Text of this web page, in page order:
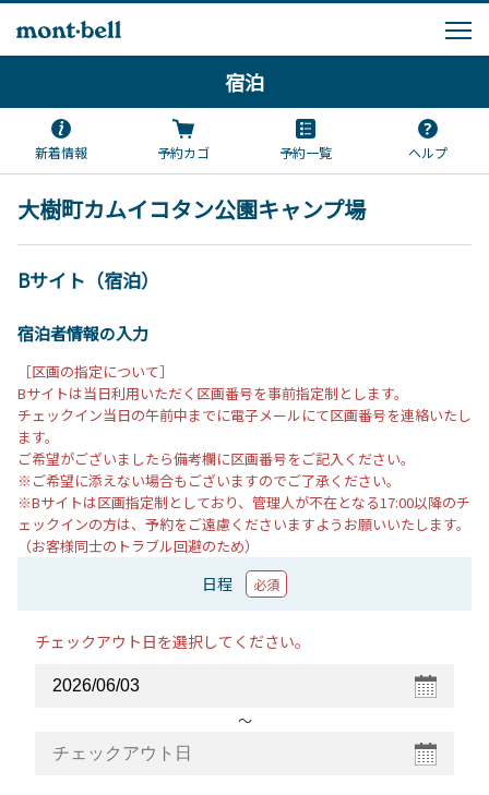
宿泊
新着情報 予約カゴ 予約一覧 ヘルプ
大樹町カムイコタン公園キャンプ場
Bサイト（宿泊）
宿泊者情報の入力
［区画の指定について］
Bサイトは当日利用いただく区画番号を事前指定制とします。
チェックイン当日の午前中までに電子メールにて区画番号を連絡いたし
ます。
ご希望がございましたら備考欄に区画番号をご記入ください。
※ご希望に添えない場合もございますのでご了承ください。
※Bサイトは区画指定制としており、管理人が不在となる17:00以降のチ
ェックインの方は、予約をご遠慮くださいますようお願いいたします。
（お客様同士のトラブル回避のため）
日程 必須
チェックアウト日を選択してください。
〜